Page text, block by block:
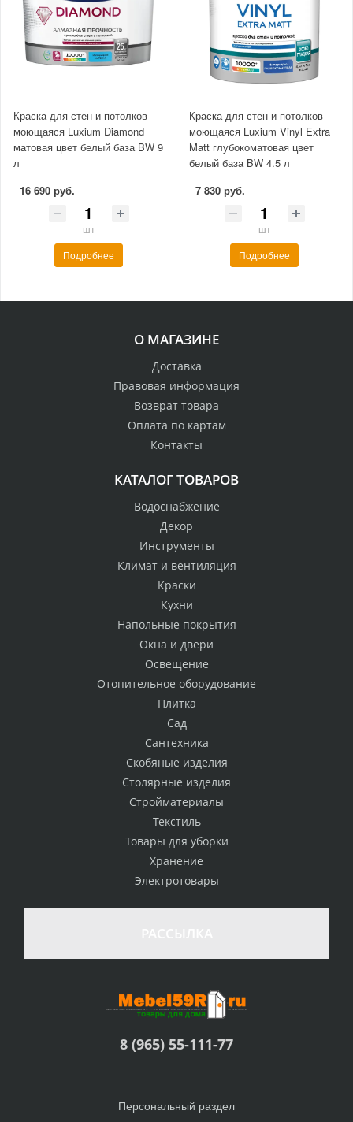
Краска для стен и потолков
моющаяся Luxium Diamond
матовая цвет белый база BW 9
л
16 690 руб.
шт
Подробнее
Краска для стен и потолков
моющаяся Luxium Vinyl Extra
Matt глубокоматовая цвет
белый база BW 4.5 л
7 830 руб.
шт
Подробнее
О МАГАЗИНЕ
Доставка
Правовая информация
Возврат товара
Оплата по картам
Контакты
КАТАЛОГ ТОВАРОВ
Водоснабжение
Декор
Инструменты
Климат и вентиляция
Краски
Кухни
Напольные покрытия
Окна и двери
Освещение
Отопительное оборудование
Плитка
Сад
Сантехника
Скобяные изделия
Столярные изделия
Стройматериалы
Текстиль
Товары для уборки
Хранение
Электротовары
8 (965) 55-111-77
Персональный раздел